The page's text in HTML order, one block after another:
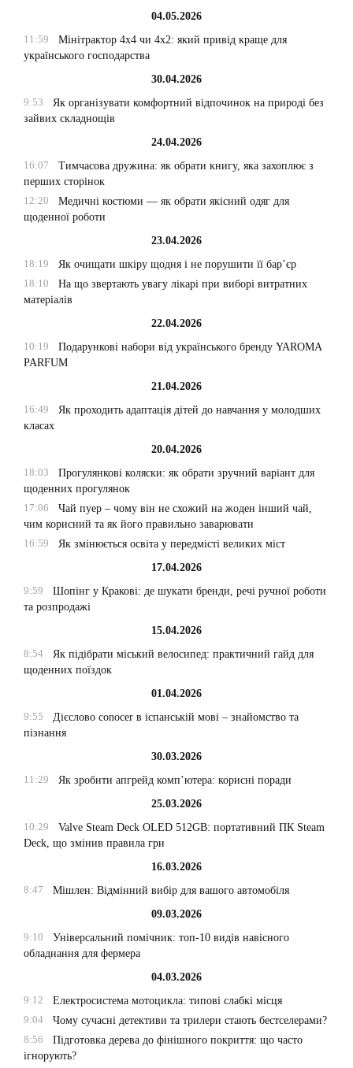
04.05.2026
11:59
Мінітрактор 4х4 чи 4х2: який привід краще для
українського господарства
30.04.2026
9:53
Як організувати комфортний відпочинок на природі без
зайвих складнощів
24.04.2026
16:07
Тимчасова дружина: як обрати книгу, яка захоплює з
перших сторінок
12:20
Медичні костюми — як обрати якісний одяг для
щоденної роботи
23.04.2026
18:19
Як очищати шкіру щодня і не порушити її бар’єр
18:10
На що звертають увагу лікарі при виборі витратних
матеріалів
22.04.2026
10:19
Подарункові набори від українського бренду YAROMA
PARFUM
21.04.2026
16:49
Як проходить адаптація дітей до навчання у молодших
класах
20.04.2026
18:03
Прогулянкові коляски: як обрати зручний варіант для
щоденних прогулянок
17:06
Чай пуер – чому він не схожий на жоден інший чай,
чим корисний та як його правильно заварювати
16:59
Як змінюється освіта у передмісті великих міст
17.04.2026
9:59
Шопінг у Кракові: де шукати бренди, речі ручної роботи
та розпродажі
15.04.2026
8:54
Як підібрати міський велосипед: практичний гайд для
щоденних поїздок
01.04.2026
9:55
Дієслово conocer в іспанській мові – знайомство та
пізнання
30.03.2026
11:29
Як зробити апгрейд комп’ютера: корисні поради
25.03.2026
10:29
Valve Steam Deck OLED 512GB: портативний ПК Steam
Deck, що змінив правила гри
16.03.2026
8:47
Мішлен: Відмінний вибір для вашого автомобіля
09.03.2026
9:10
Універсальний помічник: топ-10 видів навісного
обладнання для фермера
04.03.2026
9:12
Електросистема мотоцикла: типові слабкі місця
9:04
Чому сучасні детективи та трилери стають бестселерами?
8:56
Підготовка дерева до фінішного покриття: що часто
ігнорують?